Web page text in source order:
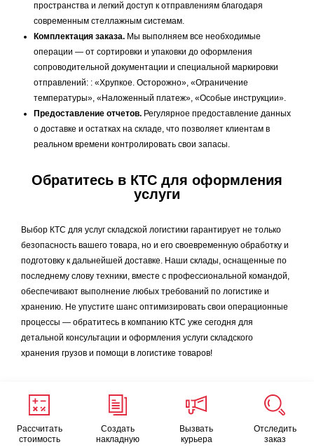
пространства и легкий доступ к отправлениям благодаря
современным стеллажным системам.
Комплектация заказа. Мы выполняем все необходимые
операции — от сортировки и упаковки до оформления
сопроводительной документации и специальной маркировки
отправлений: : «Хрупкое. Осторожно», «Ограничение
температуры», «Наложенный платеж», «Особые инструкции».
Предоставление отчетов. Регулярное предоставление данных
о доставке и остатках на складе, что позволяет клиентам в
реальном времени контролировать свои запасы.
Обратитесь в КТС для оформления
услуги
Выбор КТС для услуг складской логистики гарантирует не только
безопасность вашего товара, но и его своевременную обработку и
подготовку к дальнейшей доставке. Наши склады, оснащенные по
последнему слову техники, вместе с профессиональной командой,
обеспечивают выполнение любых требований по логистике и
хранению. Не упустите шанс оптимизировать свои операционные
процессы — обратитесь в компанию КТС уже сегодня для
детальной консультации и оформления услуги складского
хранения грузов и помощи в логистике товаров!
Рассчитать
стоимость
Создать
накладную
Вызвать
курьера
Отследить
заказ